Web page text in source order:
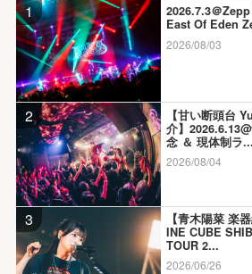
1
2026.7.3＠
East Of Eden
2026/08/03
2
【甘い断頭台
介】
念 ＆ 現体制ラ...
2026/08/04
3
【青木陽菜 楽
INE CUBE
TOUR 2...
2026/06/26